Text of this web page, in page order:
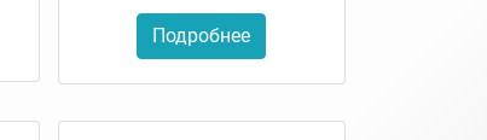
Подробнее